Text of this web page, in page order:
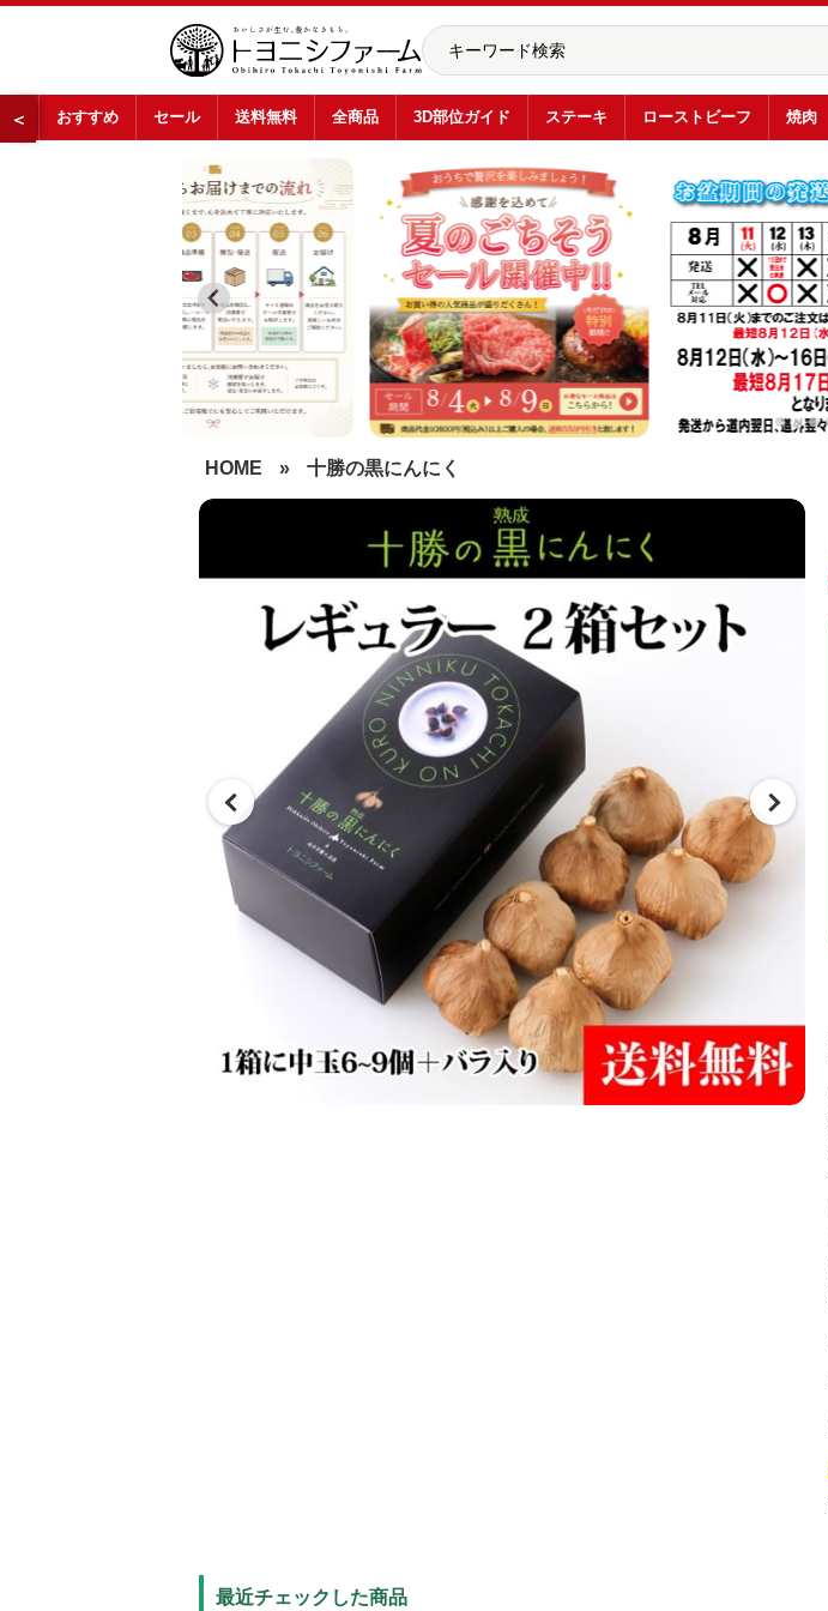
＜ おすすめ セール 送料無料 全商品 3D部位ガイド ステーキ ローストビーフ 焼肉
HOME » 十勝の黒にんにく
最近チェックした商品